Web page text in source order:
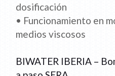
dosificación
• Funcionamiento en
medios viscosos
BIWATER IBERIA –